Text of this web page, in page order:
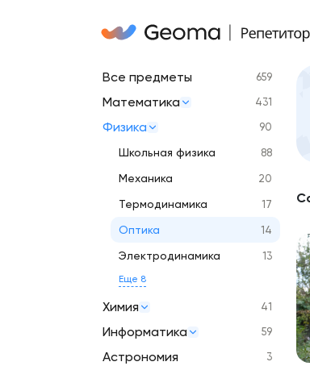
Все предметы 659
Математика 431
Физика 90
Школьная физика 88
Механика 20
Термодинамика 17
Оптика 14
Электродинамика 13
Еще 8
Химия 41
Информатика 59
Астрономия 3